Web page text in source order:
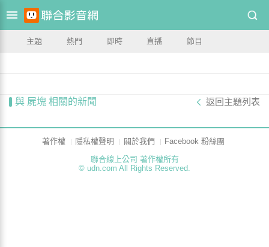
主題 熱門 即時 直播 節目
與 屍塊 相關的新聞 返回主題列表
著作權 隱私權聲明 關於我們
Facebook 粉絲團
聯合線上公司 著作權所有
© udn.com All Rights Reserved.